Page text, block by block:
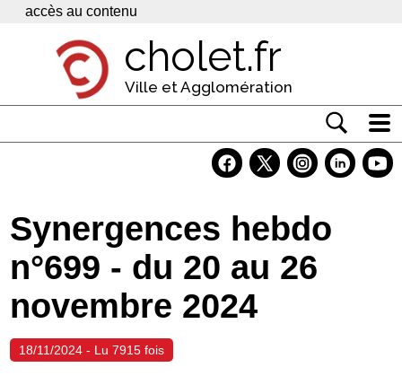
Panneau de gestion des cookies
accès au contenu
cholet.fr
Ville et Agglomération
Economie
Services
Contacts
Synergences hebdo
n°699 - du 20 au 26
novembre 2024
18/11/2024 - Lu 7915 fois